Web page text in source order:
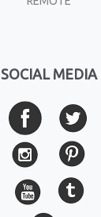
SOCIAL MEDIA